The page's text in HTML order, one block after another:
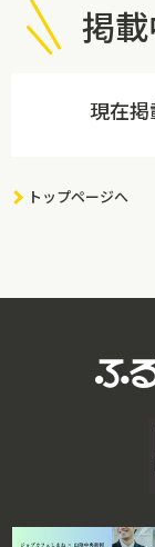
掲
現在
トップページへ